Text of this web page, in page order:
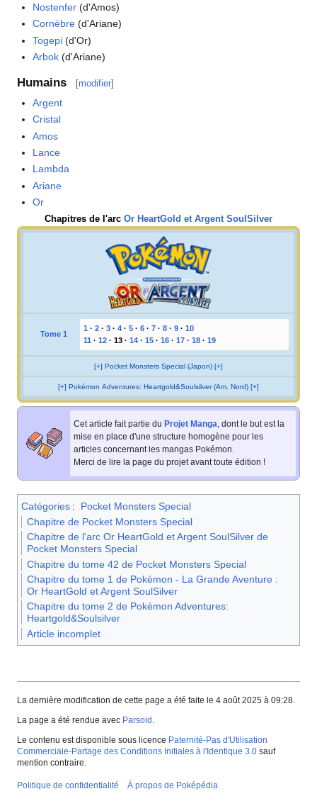
Nostenfer (d'Amos)
Cornèbre (d'Ariane)
Togepi (d'Or)
Arbok (d'Ariane)
Humains [modifier]
Argent
Cristal
Amos
Lance
Lambda
Ariane
Or
Chapitres de l'arc Or HeartGold et Argent SoulSilver
Tome 1
1 · 2 · 3 · 4 · 5 · 6 · 7 · 8 · 9 · 10
11 · 12 · 13 · 14 · 15 · 16 · 17 · 18 · 19
[+] Pocket Monsters Special (Japon) [+]
[+] Pokémon Adventures: Heartgold&Soulsilver (Am. Nord) [+]
Cet article fait partie du Projet Manga, dont le but est la
mise en place d'une structure homogène pour les
articles concernant les mangas Pokémon.
Merci de lire la page du projet avant toute édition !
Catégories :
Pocket Monsters Special
Chapitre de Pocket Monsters Special
Chapitre de l'arc Or HeartGold et Argent SoulSilver de
Pocket Monsters Special
Chapitre du tome 42 de Pocket Monsters Special
Chapitre du tome 1 de Pokémon - La Grande Aventure :
Or HeartGold et Argent SoulSilver
Chapitre du tome 2 de Pokémon Adventures:
Heartgold&Soulsilver
Article incomplet
La dernière modification de cette page a été faite le 4 août 2025 à 09:28.
La page a été rendue avec Parsoid
Le contenu est disponible sous licence Paternité-Pas d'Utilisation
Commerciale-Partage des Conditions Initiales à l'Identique 3.0 sauf
mention contraire.
Politique de confidentialité À propos de Poképédia